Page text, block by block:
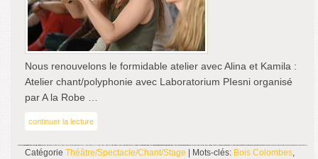
Nous renouvelons le formidable atelier avec Alina et Kamila :
Atelier chant/polyphonie avec Laboratorium PIesni organisé
par A la Robe …
continuer la lecture
Catégorie Théâtre/Spectacle/Chant/Stage | Mots-clés: Bois Colombes,